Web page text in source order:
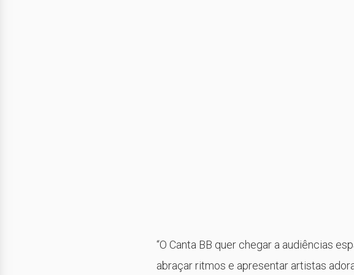
“O Canta BB quer chegar a audiências
abraçar ritmos e apresentar artistas